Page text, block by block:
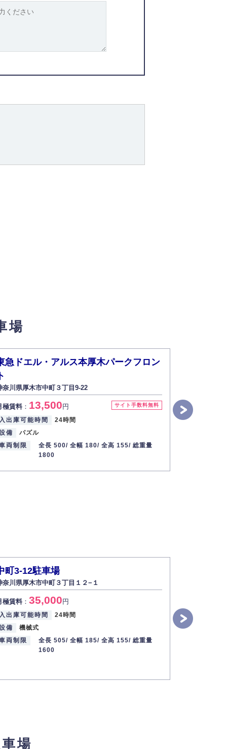
。
合は開示いたしません）。
2013年12月1日
場
急ドエル・アルス本厚木パークフロン
ト
奈川県厚木市中町３丁目9-22
サイト手数料無料
極賃料： 13,500円
入出庫可能時間
24時間
備
パズル
両制限
全長 500/ 全幅 180/ 全高 155/ 総重量
1800
月極賃料
町3-12駐車場
奈川県厚木市中町３丁目１２−１
極賃料： 35,000円
入出庫可能時間
24時間
備
機械式
両制限
全長 505/ 全幅 185/ 全高 155/ 総重量
1600
月極賃料
場